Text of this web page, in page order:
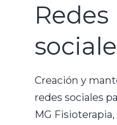
Redes
Creación y
redes sociales
MG